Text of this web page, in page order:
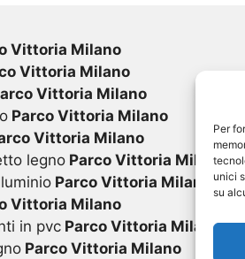
Per
unici
su
Vittoria Milano
Vittoria Milano
Vittoria Milano
Parco Vittoria Milano
Vittoria Milano
legnoParco Vittoria Milano
Parco Vittoria Milano
Vittoria Milano
in pvcParco Vittoria Milano
Parco Vittoria Milano